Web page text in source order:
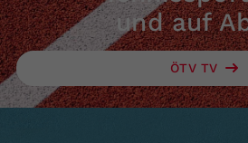
und auf
ÖTV TV